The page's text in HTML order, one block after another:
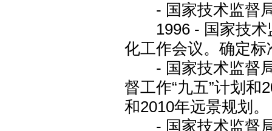
- 国家技术监督局
1996 - 国家技术
化工作会议。确定标
- 国家技术监督局
督工作“九五”计划和
和2010年远景规划。
- 国家技术监督局